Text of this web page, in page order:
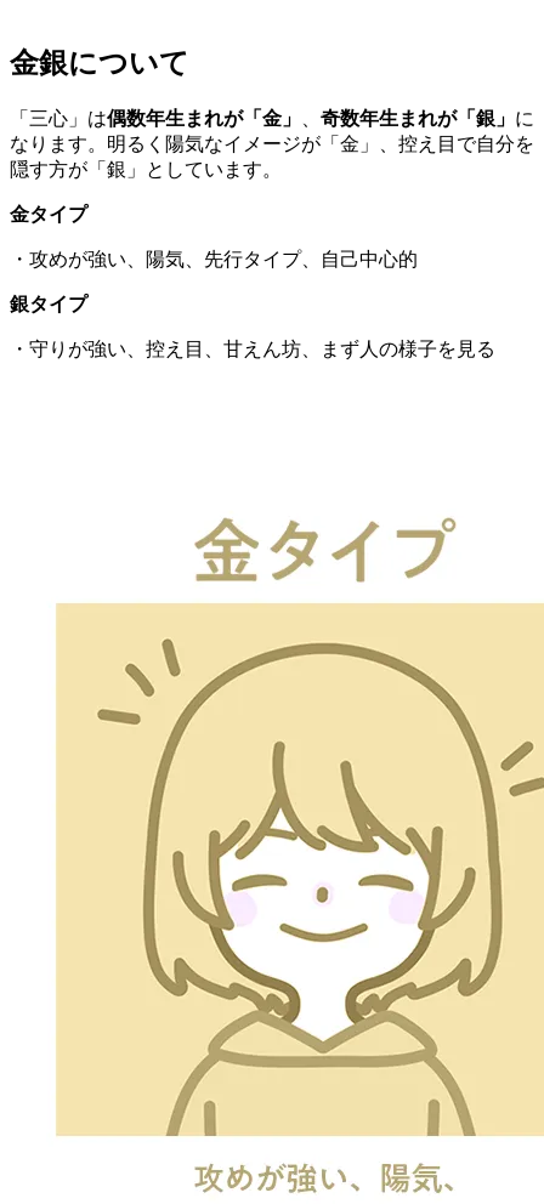
金銀について
「三心」は偶数年生まれが「金」 奇数年生まれが「銀」 に
なります。明るく陽気なイメージが「金」、控え目で自分を
隠す方が「銀」としています。
金タイプ
・攻めが強い、陽気、先行タイプ、自己中心的
銀タイプ
・守りが強い、控え目、甘えん坊、まず人の様子を見る